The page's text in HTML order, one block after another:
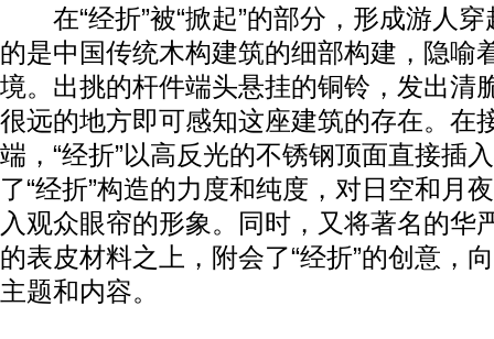
在“经折”被“掀起”的部分，形成游人穿
的是中国传统木构建筑的细部构建，隐喻
境。出挑的杆件端头悬挂的铜铃，发出清
很远的地方即可感知这座建筑的存在。在
端，“经折”以高反光的不锈钢顶面直接插
了“经折”构造的力度和纯度，对日空和月
入观众眼帘的形象。同时，又将著名的华
的表皮材料之上，附会了“经折”的创意，
主题和内容。